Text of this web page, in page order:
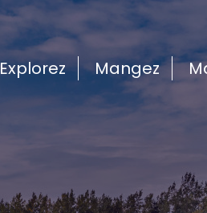
Explorez Mangez